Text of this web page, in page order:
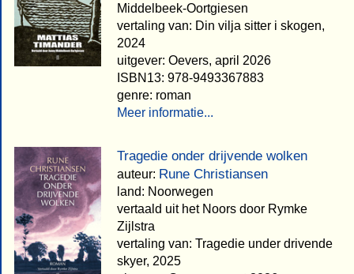
Middelbeek-Oortgiesen
vertaling van: Din vilja sitter i skogen,
2024
uitgever: Oevers, april 2026
ISBN13: 978-9493367883
genre: roman
Meer informatie...
Tragedie onder drijvende wolken
auteur: Rune Christiansen
land: Noorwegen
vertaald uit het Noors door Rymke
Zijlstra
vertaling van: Tragedie under drivende
skyer, 2025